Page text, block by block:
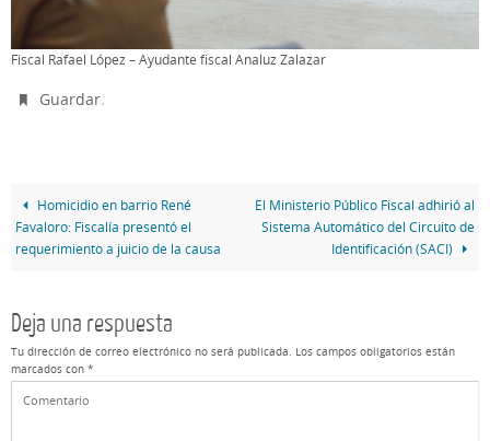
Fiscal Rafael López – Ayudante fiscal Analuz Zalazar
Guardar.
Homicidio en barrio René
Favaloro: Fiscalía presentó el
requerimiento a juicio de la causa
El Ministerio Público Fiscal adhirió al
Sistema Automático del Circuito de
Identificación (SACI)
Deja una respuesta
Tu dirección de correo electrónico no será publicada. Los campos obligatorios están
marcados con *